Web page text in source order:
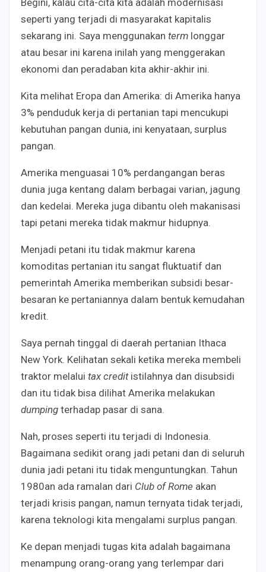
Begini, kalau cita-cita kita adalah modernisasi
seperti yang terjadi di masyarakat kapitalis
sekarang ini. Saya menggunakan term longgar
atau besar ini karena inilah yang menggerakan
ekonomi dan peradaban kita akhir-akhir ini.
Kita melihat Eropa dan Amerika: di Amerika hanya
3% penduduk kerja di pertanian tapi mencukupi
kebutuhan pangan dunia, ini kenyataan, surplus
pangan.
Amerika menguasai 10% perdangangan beras
dunia juga kentang dalam berbagai varian, jagung
dan kedelai. Mereka juga dibantu oleh makanisasi
tapi petani mereka tidak makmur hidupnya.
Menjadi petani itu tidak makmur karena
komoditas pertanian itu sangat fluktuatif dan
pemerintah Amerika memberikan subsidi besar-
besaran ke pertaniannya dalam bentuk kemudahan
kredit.
Saya pernah tinggal di daerah pertanian Ithaca
New York. Kelihatan sekali ketika mereka membeli
traktor melalui tax creditistilahnya dan disubsidi
dan itu tidak bisa dilihat Amerika melakukan
dumping terhadap pasar di sana.
Nah, proses seperti itu terjadi di Indonesia.
Bagaimana sedikit orang jadi petani dan di seluruh
dunia jadi petani itu tidak menguntungkan. Tahun
1980an ada ramalan dari Club of Rome akan
terjadi krisis pangan, namun ternyata tidak terjadi,
karena teknologi kita mengalami surplus pangan.
Ke depan menjadi tugas kita adalah bagaimana
menampung orang-orang yang terlempar dari